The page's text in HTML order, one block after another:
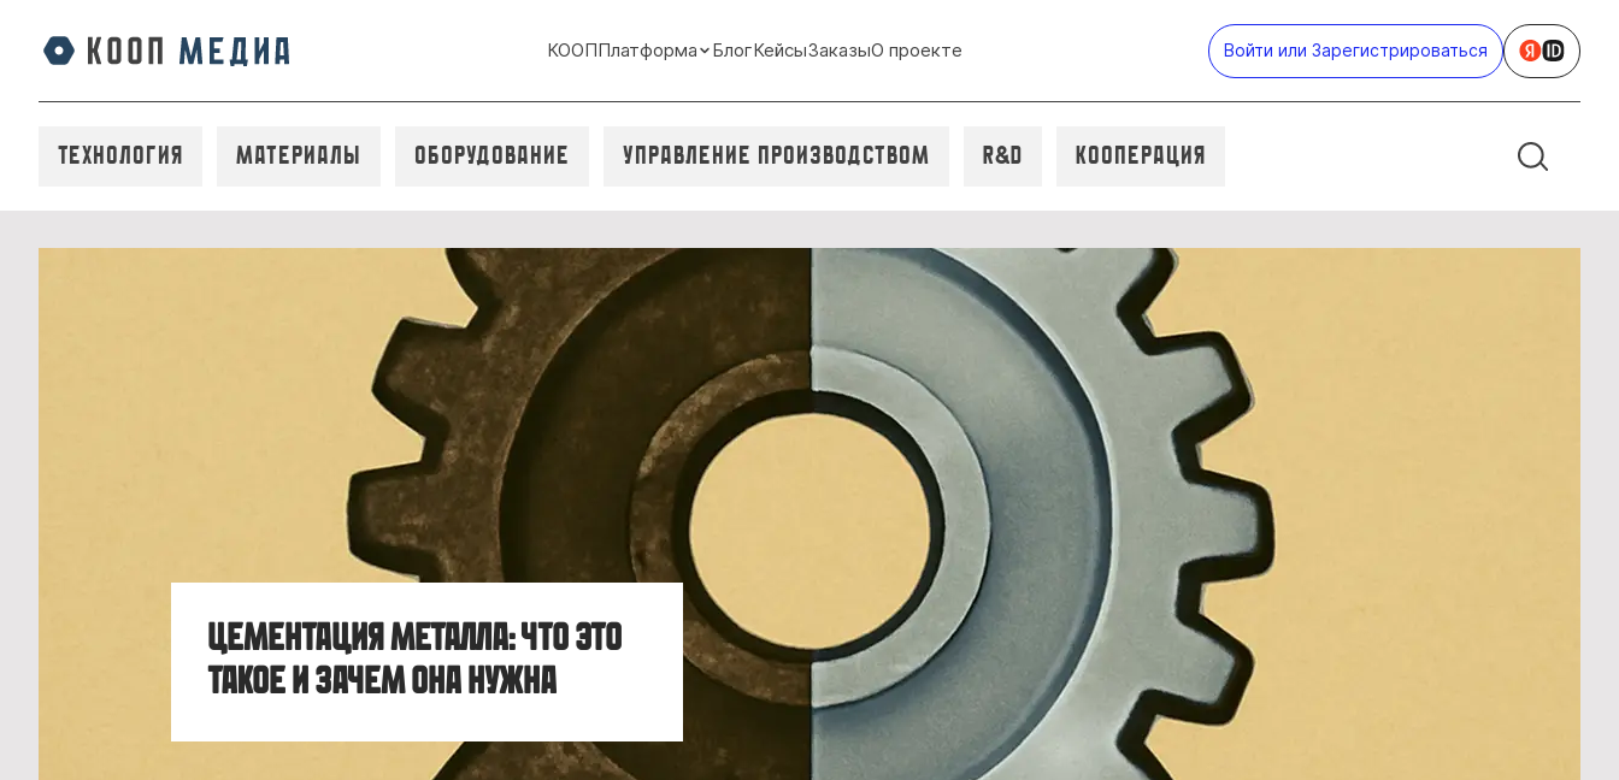
КООППлатформа БлогКейсыЗаказыО проекте Войти или Зарегистрироваться
Технология Материалы Оборудование Управление производством R&D Кооперация
Цементация металла: что это
такое и зачем она нужна